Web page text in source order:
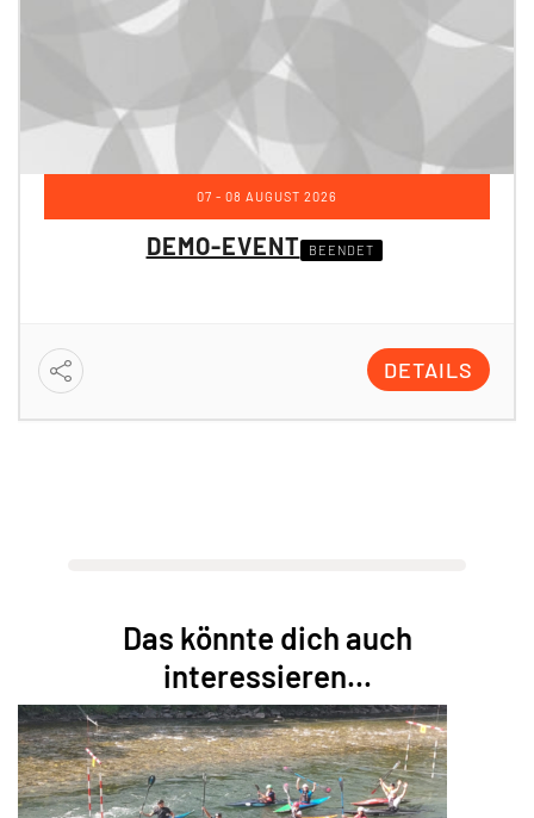
07 - 08 AUGUST 2026
DEMO-EVENT BEENDET
DETAILS
Das könnte dich auch
interessieren...